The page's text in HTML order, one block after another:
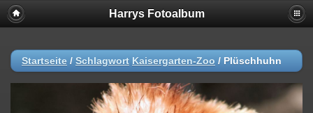
Harrys Fotoalbum
Startseite / Schlagwort Kaisergarten-Zoo / Plüschhuhn